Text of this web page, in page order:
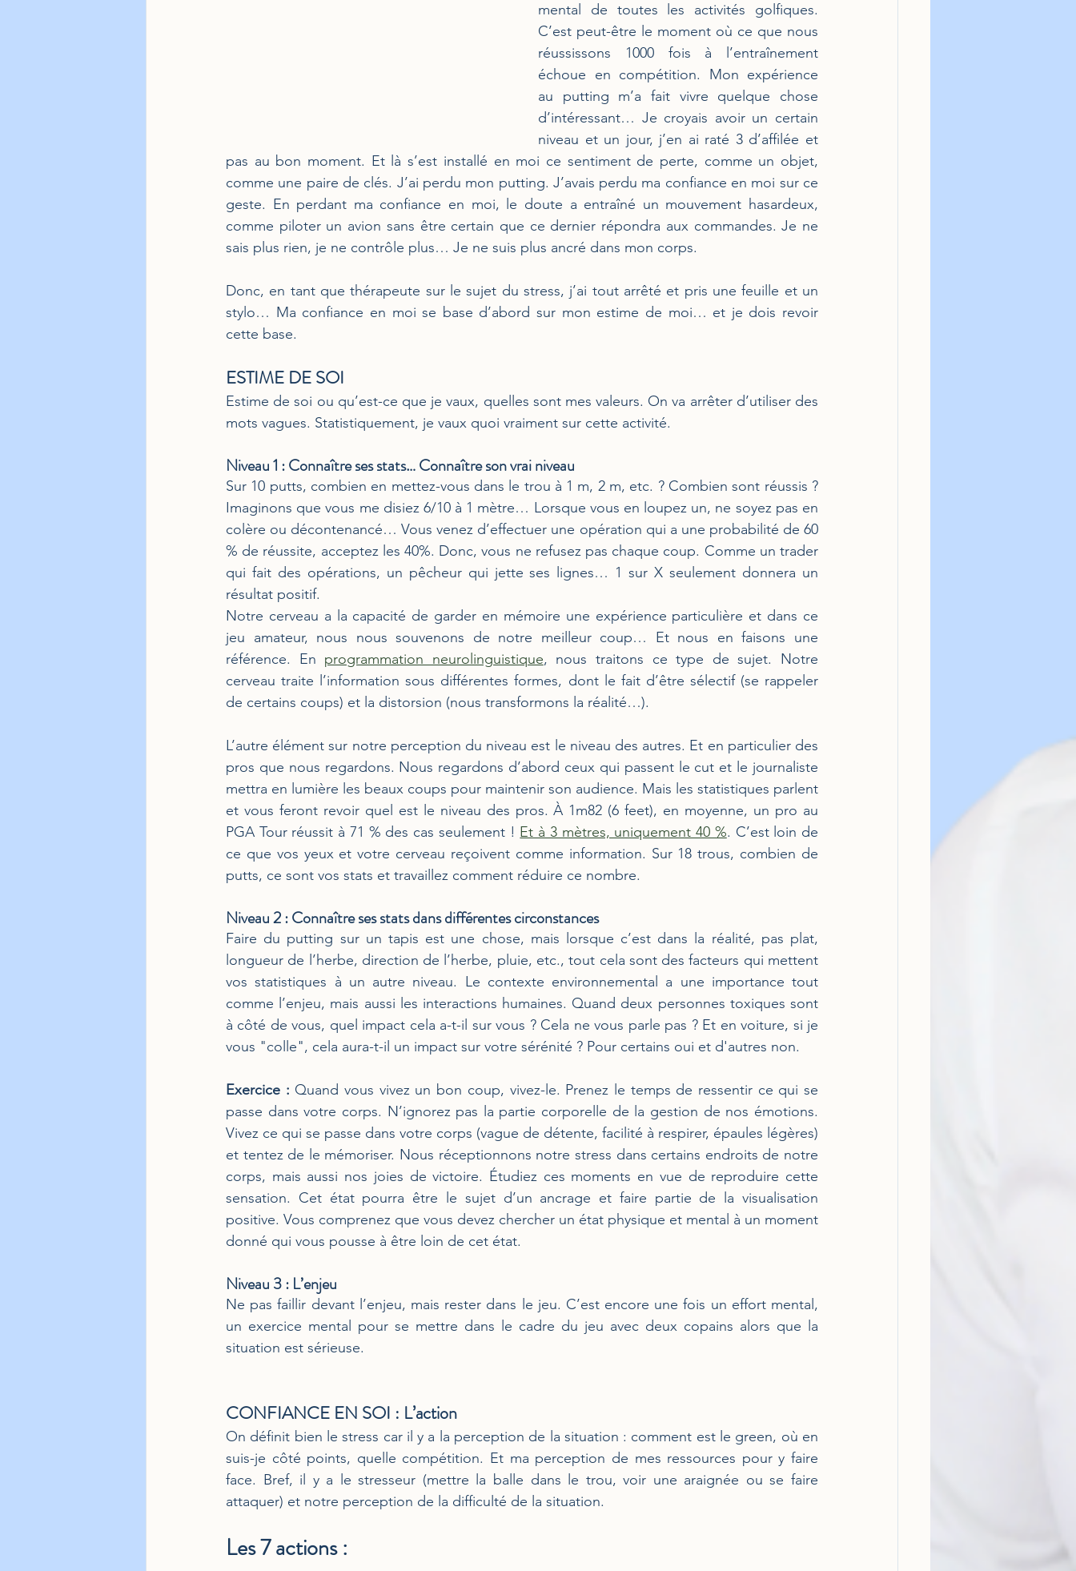
mental de toutes les activités golfiques.
C’est peut-être le moment où ce que nous
réussissons 1000 fois à l’entraînement
échoue en compétition. Mon expérience
au putting m’a fait vivre quelque chose
d’intéressant… Je croyais avoir un certain
niveau et un jour, j’en ai raté 3 d’affilée et
pas au bon moment. Et là s’est installé en moi ce sentiment de perte, comme un objet,
comme une paire de clés. J’ai perdu mon putting. J’avais perdu ma confiance en moi sur ce
geste. En perdant ma confiance en moi, le doute a entraîné un mouvement hasardeux,
comme piloter un avion sans être certain que ce dernier répondra aux commandes. Je ne
sais plus rien, je ne contrôle plus… Je ne suis plus ancré dans mon corps.
Donc, en tant que thérapeute sur le sujet du stress, j’ai tout arrêté et pris une feuille et un
stylo… Ma confiance en moi se base d’abord sur mon estime de moi… et je dois revoir
cette base.
ESTIME DE SOI
Estime de soi ou qu’est-ce que je vaux, quelles sont mes valeurs. On va arrêter d’utiliser des
mots vagues. Statistiquement, je vaux quoi vraiment sur cette activité.
Niveau 1 : Connaître ses stats… Connaître son vrai niveau
Sur 10 putts, combien en mettez-vous dans le trou à 1 m, 2 m, etc. ? Combien sont réussis ?
Imaginons que vous me disiez 6/10 à 1 mètre… Lorsque vous en loupez un, ne soyez pas en
colère ou décontenancé… Vous venez d’effectuer une opération qui a une probabilité de 60
% de réussite, acceptez les 40%. Donc, vous ne refusez pas chaque coup. Comme un trader
qui fait des opérations, un pêcheur qui jette ses lignes… 1 sur X seulement donnera un
résultat positif.
Notre cerveau a la capacité de garder en mémoire une expérience particulière et dans ce
jeu amateur, nous nous souvenons de notre meilleur coup… Et nous en faisons une
référence. En programmation neurolinguistique, nous traitons ce type de sujet. Notre
cerveau traite l’information sous différentes formes, dont le fait d’être sélectif (se rappeler
de certains coups) et la distorsion (nous transformons la réalité…).
L’autre élément sur notre perception du niveau est le niveau des autres. Et en particulier des
pros que nous regardons. Nous regardons d’abord ceux qui passent le cut et le journaliste
mettra en lumière les beaux coups pour maintenir son audience. Mais les statistiques parlent
et vous feront revoir quel est le niveau des pros. À 1m82 (6 feet), en moyenne, un pro au
PGA Tour réussit à 71 % des cas seulement ! Et à 3 mètres, uniquement 40 %. C’est loin de
ce que vos yeux et votre cerveau reçoivent comme information. Sur 18 trous, combien de
putts, ce sont vos stats et travaillez comment réduire ce nombre.
Niveau 2 : Connaître ses stats dans différentes circonstances
Faire du putting sur un tapis est une chose, mais lorsque c’est dans la réalité, pas plat,
longueur de l’herbe, direction de l’herbe, pluie, etc., tout cela sont des facteurs qui mettent
vos statistiques à un autre niveau. Le contexte environnemental a une importance tout
comme l’enjeu, mais aussi les interactions humaines. Quand deux personnes toxiques sont
à côté de vous, quel impact cela a-t-il sur vous ? Cela ne vous parle pas ? Et en voiture, si je
vous "colle", cela aura-t-il un impact sur votre sérénité ? Pour certains oui et d'autres non.
Exercice : Quand vous vivez un bon coup, vivez-le. Prenez le temps de ressentir ce qui se
passe dans votre corps. N’ignorez pas la partie corporelle de la gestion de nos émotions.
Vivez ce qui se passe dans votre corps (vague de détente, facilité à respirer, épaules légères)
et tentez de le mémoriser. Nous réceptionnons notre stress dans certains endroits de notre
corps, mais aussi nos joies de victoire. Étudiez ces moments en vue de reproduire cette
sensation. Cet état pourra être le sujet d’un ancrage et faire partie de la visualisation
positive. Vous comprenez que vous devez chercher un état physique et mental à un moment
donné qui vous pousse à être loin de cet état.
Niveau 3 : L’enjeu
Ne pas faillir devant l’enjeu, mais rester dans le jeu. C’est encore une fois un effort mental,
un exercice mental pour se mettre dans le cadre du jeu avec deux copains alors que la
situation est sérieuse.
CONFIANCE EN SOI : L’action
On définit bien le stress car il y a la perception de la situation : comment est le green, où en
suis-je côté points, quelle compétition. Et ma perception de mes ressources pour y faire
face. Bref, il y a le stresseur (mettre la balle dans le trou, voir une araignée ou se faire
attaquer) et notre perception de la difficulté de la situation.
Les 7 actions :